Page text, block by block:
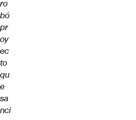
ro
bó
pr
oy
ec
to
qu
e
sa
nci